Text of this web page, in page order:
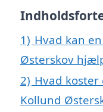
1) Hvad kan
Østerskov
2) Hvad
Kollund